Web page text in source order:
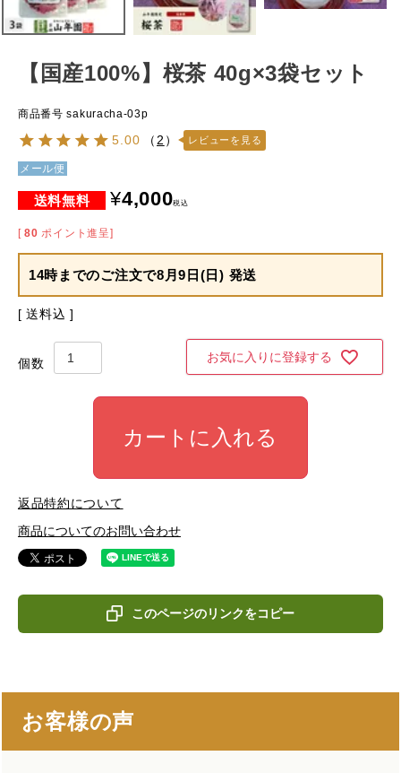
【国産100%】桜茶 40g×3袋セット
商品番号 sakuracha-03p
5.00 （ 2 ） レビューを見る
メール便
¥4,000税込
[ 80 ポイント進呈]
14時までのご注文で8月9日(日) 発送
送料込
お気に入りに登録する
カートに入れる
返品特約について
商品についてのお問い合わせ
このページのリンクをコピー
お客様の声